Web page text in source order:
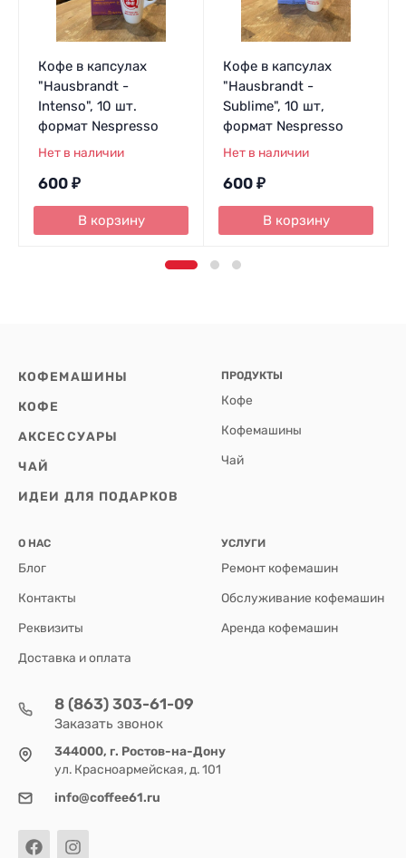
Кофе в капсулах
"Hausbrandt -
Intenso", 10 шт.
формат Nespresso
Нет в наличии
600 ₽
В корзину
Кофе в капсулах
"Hausbrandt -
Sublime", 10 шт,
формат Nespresso
Нет в наличии
600 ₽
В корзину
КОФЕМАШИНЫ
КОФЕ
АКСЕССУАРЫ
ЧАЙ
ИДЕИ ДЛЯ ПОДАРКОВ
ПРОДУКТЫ
Кофе
Кофемашины
Чай
О НАС
Блог
Контакты
Реквизиты
Доставка и оплата
УСЛУГИ
Ремонт кофемашин
Обслуживание кофемашин
Аренда кофемашин
8 (863) 303-61-09
Заказать звонок
344000, г. Ростов-на-Дону
ул. Красноармейская, д. 101
info@coffee61.ru